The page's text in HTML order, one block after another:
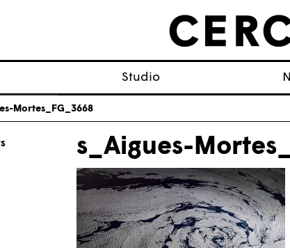
Studio
Mortes_FG_3668
s_Aigues-